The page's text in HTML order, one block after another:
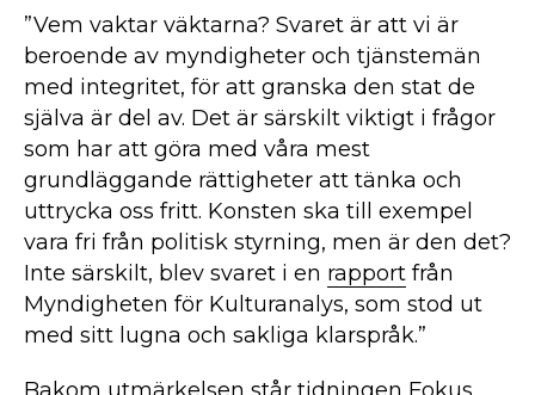
”Vem vaktar väktarna? Svaret är att vi är
beroende av myndigheter och tjänstemän
med integritet, för att granska den stat de
själva är del av. Det är särskilt viktigt i frågor
som har att göra med våra mest
grundläggande rättigheter att tänka och
uttrycka oss fritt. Konsten ska till exempel
vara fri från politisk styrning, men är den det?
Inte särskilt, blev svaret i en rapport från
Myndigheten för Kulturanalys, som stod ut
med sitt lugna och sakliga klarspråk.”